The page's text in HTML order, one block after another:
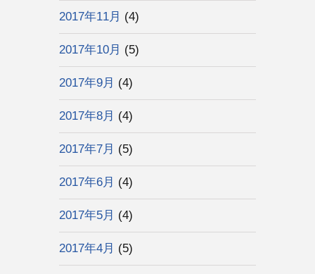
2017年11月 (4)
2017年10月 (5)
2017年9月 (4)
2017年8月 (4)
2017年7月 (5)
2017年6月 (4)
2017年5月 (4)
2017年4月 (5)